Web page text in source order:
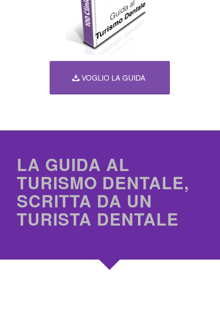
VOGLIO LA GUIDA
LA GUIDA AL
TURISMO DENTALE,
SCRITTA DA UN
TURISTA DENTALE